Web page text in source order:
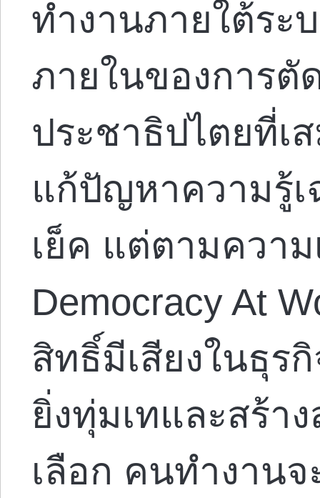
ทำงานภายใต้ระ
ภายในของการตั
ประชาธิปไตยที่เ
แก้ปัญหาความรู้
เย็ค แต่ตามควา
Democracy At
สิทธิ์มีเสียงในธุร
ยิ่งทุ่มเทและสร้า
เลือก คนทำงาน